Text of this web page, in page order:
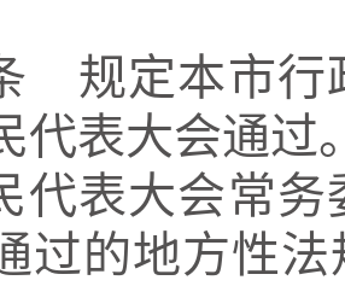
规定本市行
代表大会通过
代表大会常
过的地方性